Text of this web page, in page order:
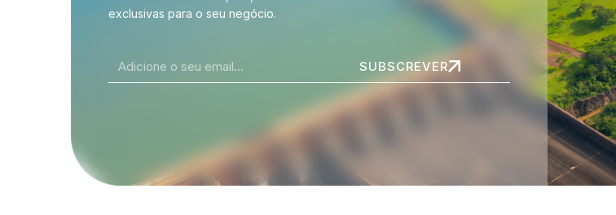
exclusivas para o seu negócio.
SUBSCREVER